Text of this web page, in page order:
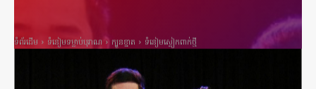
ទំព័រដើម ទំនៀមទម្លាប់បុរាណ ក្បួនខ្នាត ទំនៀមស្លៀកពាក់ថ្មី